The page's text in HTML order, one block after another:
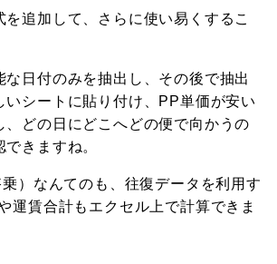
を追加して、さらに使い易くするこ
な日付のみを抽出し、その後で抽出
いシートに貼り付け、PP単価が安い
、どの日にどこへどの便で向かうの
きますね。
）なんてのも、往復データを利用す
運賃合計もエクセル上で計算できま